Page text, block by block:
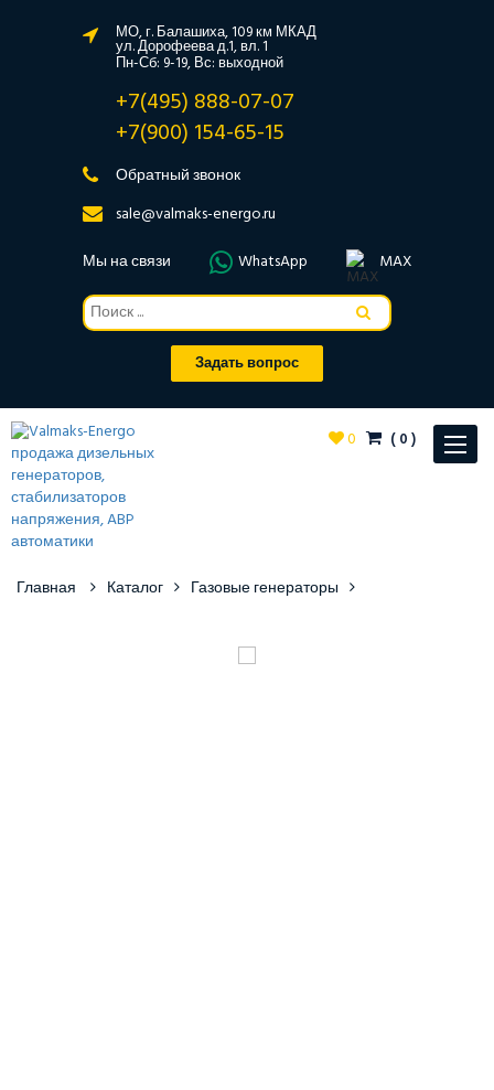
МО, г. Балашиха, 109 км МКАД
ул. Дорофеева д.1, вл. 1
Пн-Сб: 9-19, Вс: выходной
+7(495) 888-07-07
+7(900) 154-65-15
Обратный звонок
sale@valmaks-energo.ru
Мы на связи
WhatsApp MAX
Задать вопрос
Toggle
0 (0)
Главная Каталог Газовые генераторы